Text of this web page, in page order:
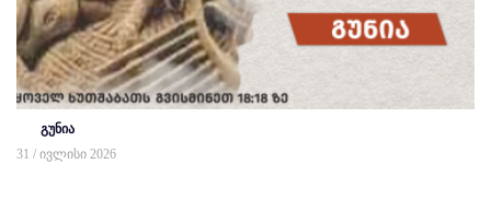
გუნია
31 / ივლისი 2026